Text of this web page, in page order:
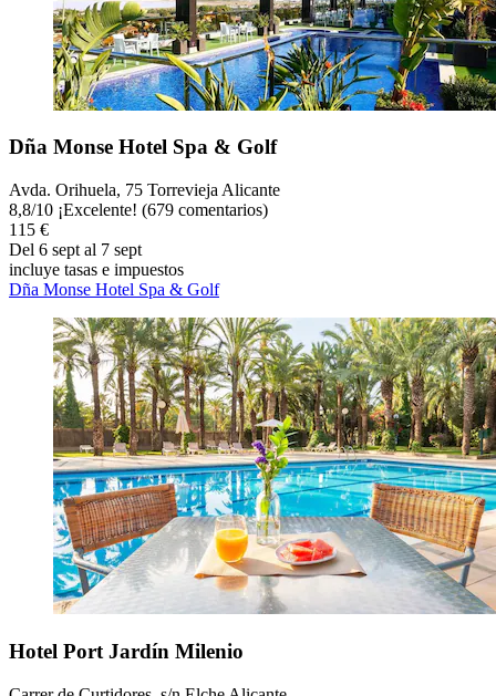
Dña Monse Hotel Spa & Golf
Avda. Orihuela, 75 Torrevieja Alicante
8,8/10 ¡Excelente! (679 comentarios)
115 €
Del 6 sept al 7 sept
incluye tasas e impuestos
Dña Monse Hotel Spa & Golf
Hotel Port Jardín Milenio